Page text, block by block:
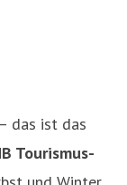
das ist das
Tourismus-